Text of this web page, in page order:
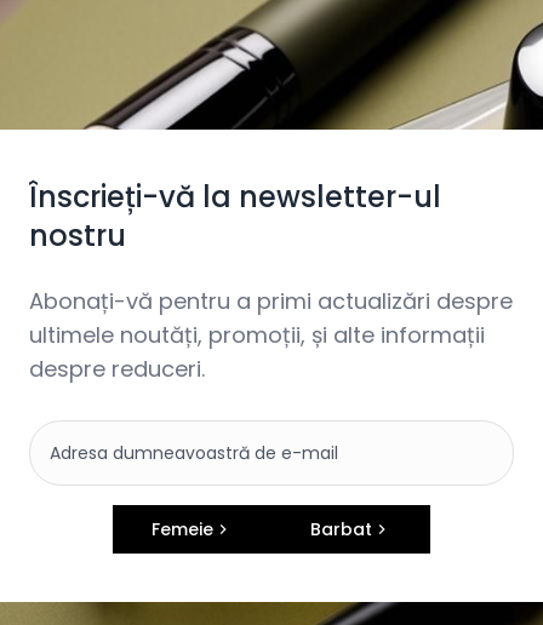
Înscrieți-vă la newsletter-ul
nostru
Abonați-vă pentru a primi actualizări despre
ultimele noutăți, promoții, și alte informații
despre reduceri.
Femeie Barbat